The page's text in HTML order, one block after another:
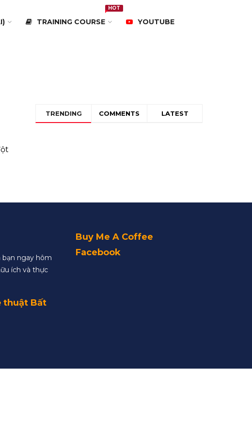
TRAINING COURSE
HOT
YOUTUBE
TRENDING COMMENTS LATEST
bạn ngay hôm
ích và thực
thuật Bất
Buy Me A Coffee
Facebook